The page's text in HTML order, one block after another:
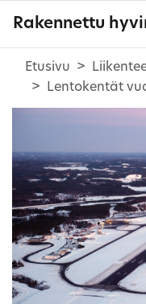
Rakennettu
Etusivu
Lentokentät